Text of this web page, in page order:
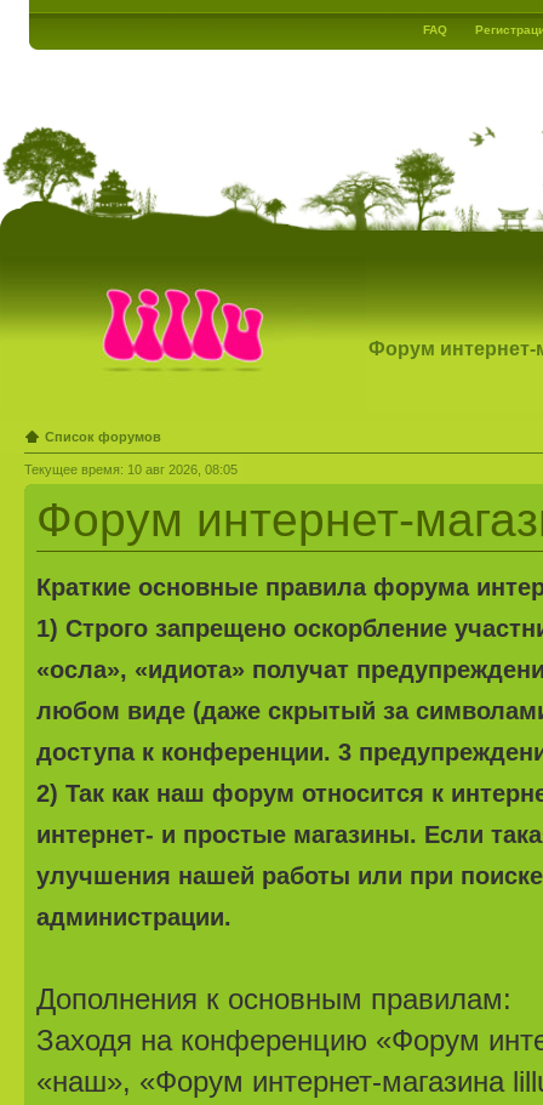
FAQ
Форум интернет-
Список форумов
Текущее время: 10 авг 2026, 08:05
Форум интернет-
Краткие основные правила форума
1) Строго запрещено оскорбление
«осла», «идиота» получат
любом виде (даже скрытый за
доступа к конференции. 3
2) Так как наш форум относится к
интернет- и простые магазины. Если
улучшения нашей работы или при
администрации.
Дополнения к основным правилам:
Заходя на конференцию «Форум
«наш», «Форум интернет-магазина